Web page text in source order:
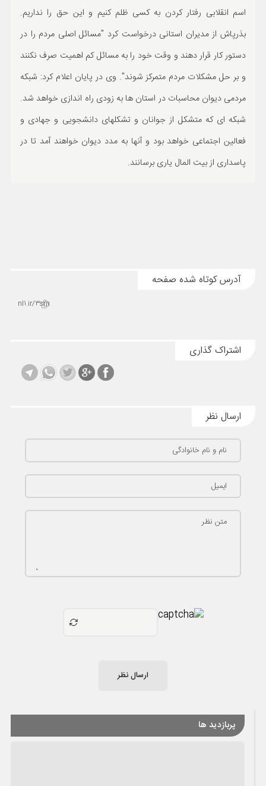
اسم انقلابی رفتار کردن به کسی ظلم کنیم و این حق را نداریم.
بذرپاش از مدیران استانی درخواست کرد "مسائل اصلی مردم را در
دستور کار قرار دهند و وقت خود را به مسائل کم اهمیت صرف نکنند
و بر حل مشکلات مردم متمرکز شوند". وی در پایان اعلام کرد: شبکه
مردمی دیوان محاسبات در استان ها به زودی راه اندازی خواهد شد.
شبکه ای که متشکل از جوانان و تشکلهای دانشجویی و جهادی و
فعالین اجتماعی خواهد بود و آنها به مدد دیوان خواهند آمد تا در
پاسداری از بیت المال یاری برسانند.
آدرس کوتاه شده صفحه
nl1.ir/3sm
اشتراک گذاری
ارسال نظر
نام و نام خانوادگی
ایمیل
متن نظر
ارسال نظر
پربازدید ها